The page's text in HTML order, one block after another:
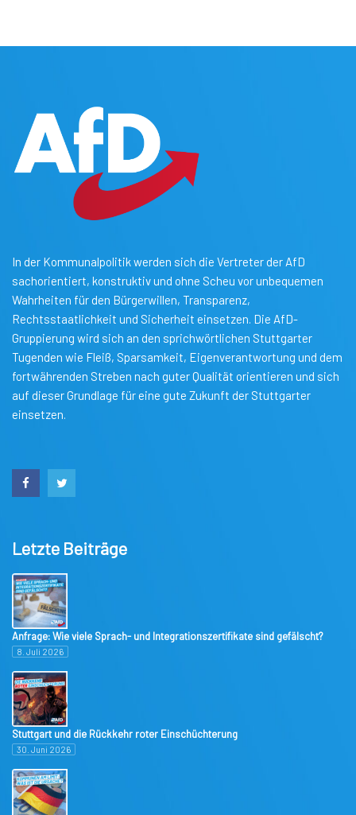
In der Kommunalpolitik werden sich die Vertreter der AfD
sachorientiert, konstruktiv und ohne Scheu vor unbequemen
Wahrheiten für den Bürgerwillen, Transparenz,
Rechtsstaatlichkeit und Sicherheit einsetzen. Die AfD-
Gruppierung wird sich an den sprichwörtlichen Stuttgarter
Tugenden wie Fleiß, Sparsamkeit, Eigenverantwortung und dem
fortwährenden Streben nach guter Qualität orientieren und sich
auf dieser Grundlage für eine gute Zukunft der Stuttgarter
einsetzen.
Letzte Beiträge
Anfrage: Wie viele Sprach- und Integrationszertifikate sind gefälscht?
8. Juli 2026
Stuttgart und die Rückkehr roter Einschüchterung
30. Juni 2026